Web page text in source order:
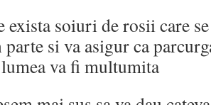
soiuri de rosii care
si va asigur ca
va fi multumita